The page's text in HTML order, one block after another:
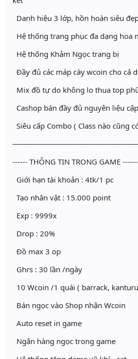
Danh hiệu 3 lớp, hồn hoàn siêu
Hệ thống trang phục đa dạng hoa
Hệ thống Khảm Ngọc trang bị
Đầy đủ các máp cày wcoin cho cả
Mix đồ tự do không lo thua top
Cashop bán đầy đủ nguyên liệu
Siêu cấp Combo ( Class nào cũng
------ THÔNG TIN TRONG GAME
Giới hạn tài khoản : 4tk/1 pc
Tạo nhân vật : 15.000 point
Exp : 9999x
Drop : 20%
Đồ max 3 op
Ghrs : 30 lần /ngày
10 Wcoin /1 quái ( barrack,
Bán ngọc vào Shop nhận Wcoin
Auto reset in game
Ngân hàng ngọc trong game